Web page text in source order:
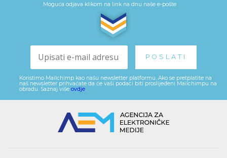
Moguća odjava klikom na link na dnu naše e-pošte
Koristimo Mailchimp kao našu newsletter platformu. Ako se pretplatite na
naš newsletter prihvaćate da će vaši podaci biti proslijeđeni Mailchimpu na
obradu. Saznaj više ovdje.